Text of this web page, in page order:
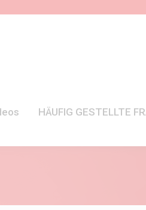
HÄUFIG GESTELLTE